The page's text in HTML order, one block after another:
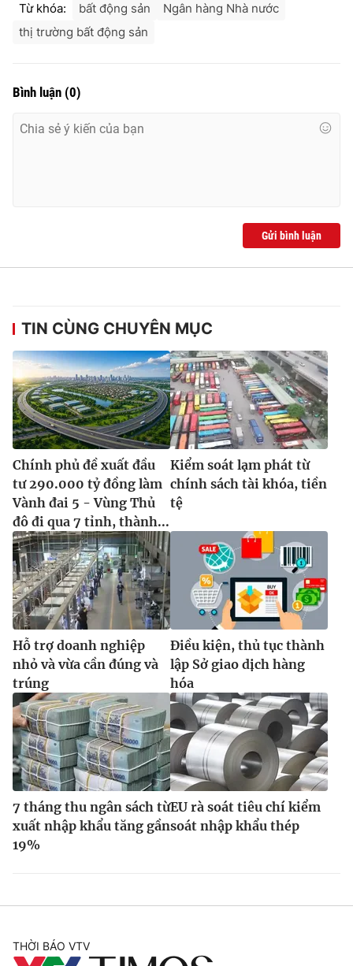
Từ khóa: bất động sản
Ngân hàng Nhà nước
thị trường bất động sản
Bình luận (0)
Gửi bình luận
TIN CÙNG CHUYÊN MỤC
Chính phủ đề xuất đầu
tư 290.000 tỷ đồng làm
Vành đai 5 - Vùng Thủ
đô đi qua 7 tỉnh, thành...
Kiểm soát lạm phát từ
chính sách tài khóa, tiền
tệ
Hỗ trợ doanh nghiệp
nhỏ và vừa cần đúng và
trúng
Điều kiện, thủ tục thành
lập Sở giao dịch hàng
hóa
7 tháng thu ngân sách từ
xuất nhập khẩu tăng gần
19%
EU rà soát tiêu chí kiểm
soát nhập khẩu thép
THỜI BÁO VTV